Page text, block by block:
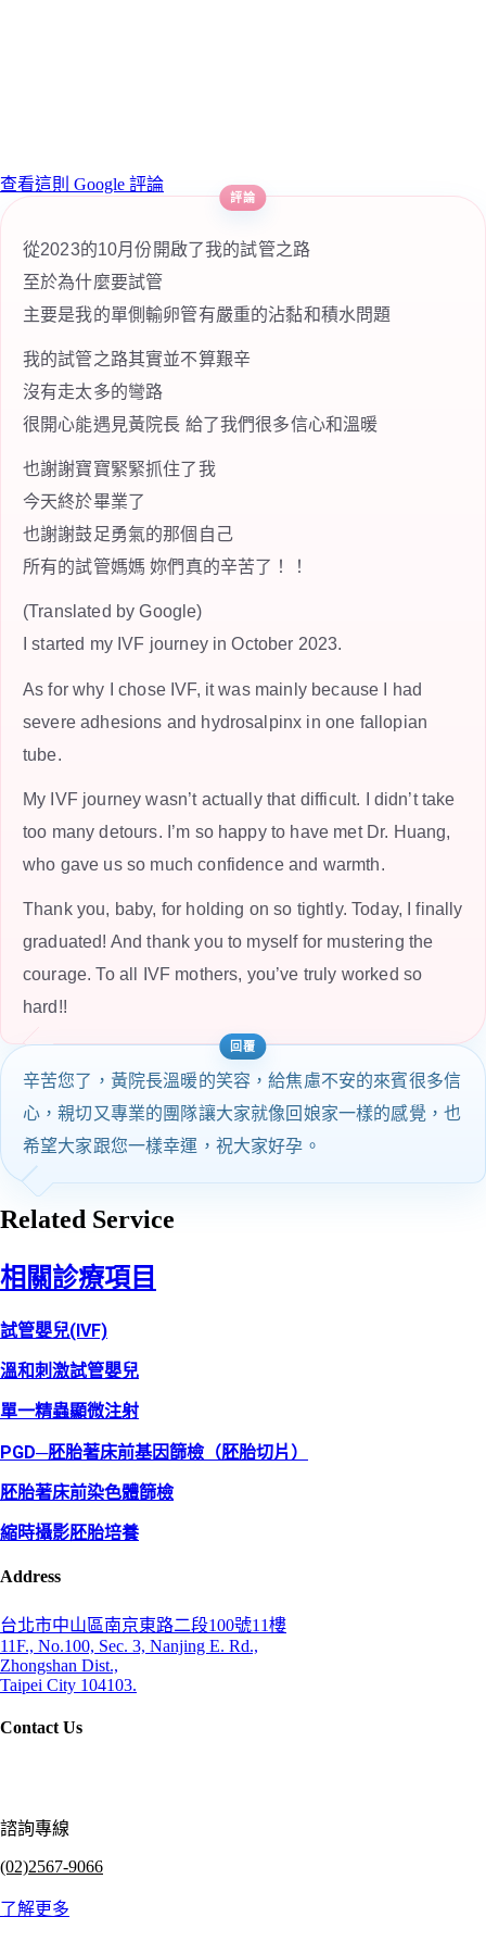
查看這則 Google 評論
從2023的10月份開啟了我的試管之路
至於為什麼要試管
主要是我的單側輸卵管有嚴重的沾黏和積水問題
我的試管之路其實並不算艱辛
沒有走太多的彎路
很開心能遇見黃院長 給了我們很多信心和溫暖
也謝謝寶寶緊緊抓住了我
今天終於畢業了
也謝謝鼓足勇氣的那個自己
所有的試管媽媽 妳們真的辛苦了！！
(Translated by Google)
I started my IVF journey in October 2023.
As for why I chose IVF, it was mainly because I had
severe adhesions and hydrosalpinx in one fallopian
tube.
My IVF journey wasn’t actually that difficult. I didn’t take
too many detours. I’m so happy to have met Dr. Huang,
who gave us so much confidence and warmth.
Thank you, baby, for holding on so tightly. Today, I finally
graduated! And thank you to myself for mustering the
courage. To all IVF mothers, you’ve truly worked so
hard!!
辛苦您了，黃院長溫暖的笑容，給焦慮不安的來賓很多信
心，親切又專業的團隊讓大家就像回娘家一樣的感覺，也
希望大家跟您一樣幸運，祝大家好孕。
Related Service
相關診療項目
試管嬰兒(IVF)
溫和刺激試管嬰兒
單一精蟲顯微注射
PGD─胚胎著床前基因篩檢（胚胎切片）
胚胎著床前染色體篩檢
縮時攝影胚胎培養
Address
台北市中山區南京東路二段100號11樓
11F., No.100, Sec. 3, Nanjing E. Rd.,
Zhongshan Dist.,
Taipei City 104103.
Contact Us
諮詢專線
(02)2567-9066
了解更多